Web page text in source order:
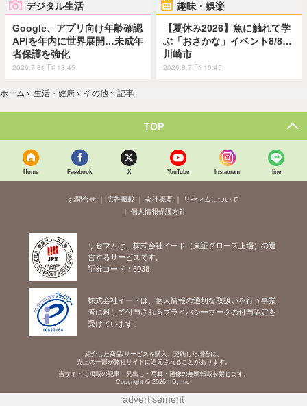
デジタル生活
Google、アプリ向け年齢確認
APIを年内に世界展開…未成年
者保護を強化
2026.7.31 Fri 13:45
趣味・娯楽
【夏休み2026】魚に触れて学
ぶ「おさかな」イベント8/8…
川崎市
2026.8.7 Fri 10:45
ホーム › 生活・健康 › その他 › 記事
TOP
Home Facebook X YouTube Instagram line
お問合せ 広告掲載 会社概要
リセマムについて
個人情報保護方針
リセマムは、株式会社イード（東証グロース上場）の運
営するサービスです。
証券コード：6038
株式会社イードは、個人情報の適切な取扱いを行う事業
者に対して付与されるプライバシーマークの付与認定を
受けています。
紹介した商品/サービスを購入、契約した場合に、
売上の一部が弊社サイトに還元されることがあります。
当サイトに掲載の記事・見出し・写真・画像の無断転載を禁じます。
Copyright © 2026 IID, Inc.
advertisement